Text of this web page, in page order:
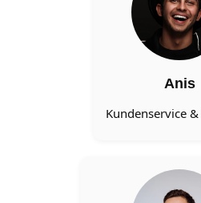
Anis
Kundenservice